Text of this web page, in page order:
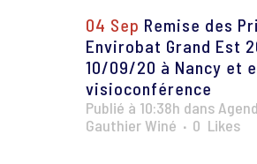
04 Sep Remise des
Envirobat Grand Est
10/09/20 à Nancy et
visioconférence
Publié à 10:38h dans
Gauthier Winé
0 Likes